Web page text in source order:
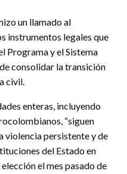
un llamado al
instrumentos legales que
Programa y el Sistema
consolidar la transición
civil.
enteras, incluyendo
“siguen
violencia persistente y de
del Estado en
el mes pasado de